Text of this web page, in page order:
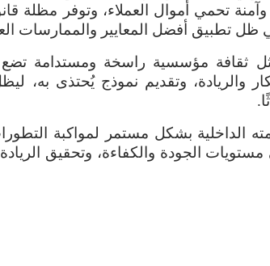
تحمي أموال العملاء، وتوفر مظلة
ظل تطبيق أفضل المعايير والممارسات
ثقافة مؤسسية راسخة ومستدامة
والريادة، وتقديم نموذج يُحتذى به،
.
الداخلية بشكل مستمر لمواكبة
الجودة والكفاءة، وتحقيق الريادة